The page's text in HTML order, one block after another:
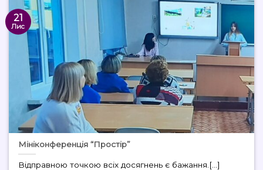
Мініконференція “Простір”
Відправною точкою всіх досягнень є бажання.[...]
21
Лис